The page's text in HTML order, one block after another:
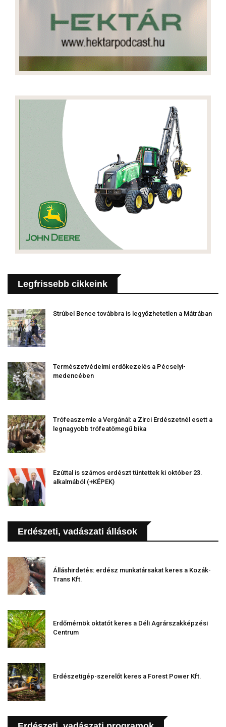
Legfrissebb cikkeink
Strúbel Bence továbbra is legyőzhetetlen a Mátrában
Természetvédelmi erdőkezelés a Pécselyi-
medencében
Trófeaszemle a Vergánál: a Zirci Erdészetnél esett a
legnagyobb trófeatömegű bika
Ezúttal is számos erdészt tüntettek ki október 23.
alkalmából (+KÉPEK)
Erdészeti, vadászati állások
Álláshirdetés: erdész munkatársakat keres a Kozák-
Trans Kft.
Erdőmérnök oktatót keres a Déli Agrárszakképzési
Centrum
Erdészetigép-szerelőt keres a Forest Power Kft.